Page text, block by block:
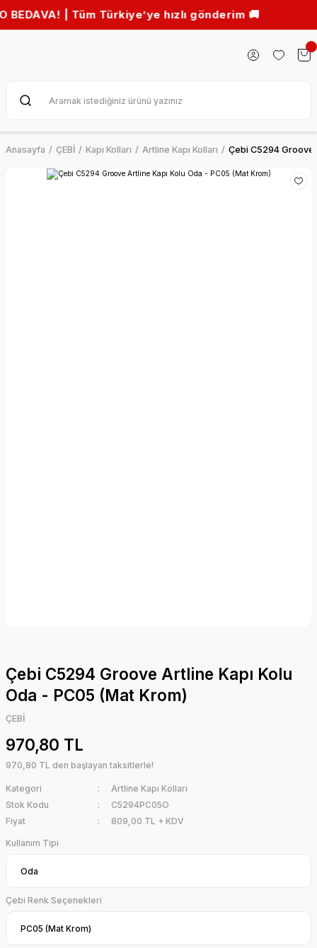
| Tüm Türkiye’ye hızlı gönderim 🚚
Anasayfa ÇEBİ Kapı Kolları Artline Kapı Kolları Çebi C5294 Groove
Çebi C5294 Groove Artline Kapı Kolu
Oda - PC05 (Mat Krom)
ÇEBİ
970,80 TL
970,80 TL den başlayan taksitlerle!
Kategori
Artline Kapı Kolları
Stok Kodu
C5294PC05O
Fiyat
809,00 TL + KDV
Kullanım Tipi
Çebi Renk Seçenekleri